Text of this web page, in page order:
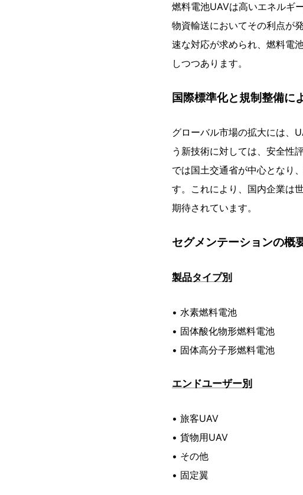
燃料電池UAVは高いエネルギ
物資輸送においてその利点が
速な対応が求められ、燃料電
しつつあります。
国際標準化と規制整備に
グローバル市場の拡大には、
う新技術に対しては、安全性
では国土交通省が中心となり
す。これにより、国内企業は
期待されています。
セグメンテーションの概
製品タイプ別
• 水素燃料電池
• 固体酸化物形燃料電池
• 固体高分子形燃料電池
エンドユーザー別
• 旅客UAV
• 貨物用UAV
• その他
• 固定翼